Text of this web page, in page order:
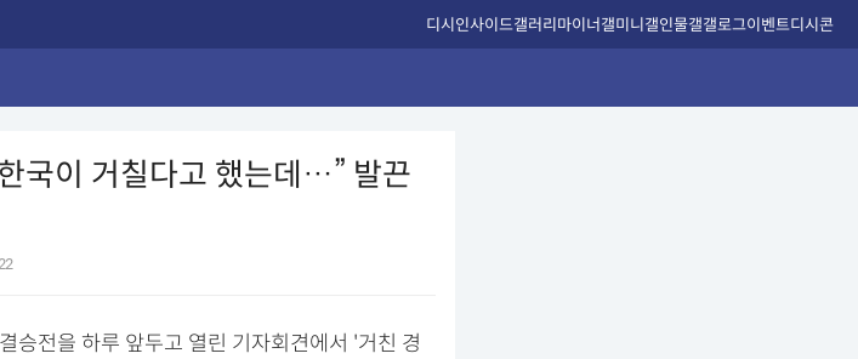
디시인사이드갤러리마이너갤미니갤인물갤갤로그이벤트디시콘
국이 거칠다고 했는데…” 발끈
승전을 하루 앞두고 열린 기자회견에서 '거친 경